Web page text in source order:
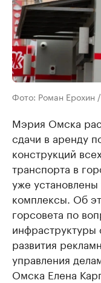
Фото: Роман Ерохин
Мэрия Омска
сдачи в аренду
конструкций
транспорта в
уже
комплексы. Об
горсовета по
инфраструктуры
развития
управления
Омска Елена